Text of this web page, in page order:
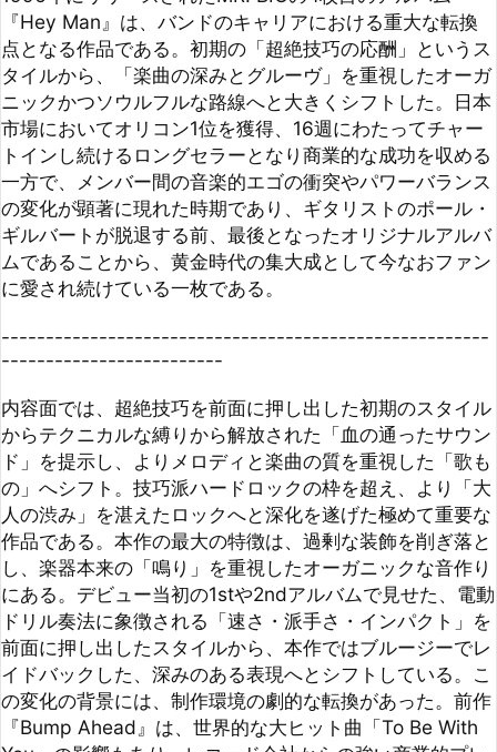
タイルから、「楽曲の深みとグルーヴ」を重視したオーガ
ニックかつソウルフルな路線へと大きくシフトした。日本
市場においてオリコン1位を獲得、16週にわたってチャー
トインし続けるロングセラーとなり商業的な成功を収める
一方で、メンバー間の音楽的エゴの衝突やパワーバランス
の変化が顕著に現れた時期であり、ギタリストのポール・
ギルバートが脱退する前、最後となったオリジナルアルバ
ムであることから、黄金時代の集大成として今なおファン
に愛され続けている一枚である。
-------------------------------------------------------
-------------------------
からテクニカルな縛りから解放された「血の通ったサウン
ド」を提示し、よりメロディと楽曲の質を重視した「歌も
の」へシフト。技巧派ハードロックの枠を超え、より「大
人の渋み」を湛えたロックへと深化を遂げた極めて重要な
作品である。本作の最大の特徴は、過剰な装飾を削ぎ落と
し、楽器本来の「鳴り」を重視したオーガニックな音作り
にある。デビュー当初の1stや2ndアルバムで見せた、電動
ドリル奏法に象徴される「速さ・派手さ・インパクト」を
前面に押し出したスタイルから、本作ではブルージーでレ
イドバックした、深みのある表現へとシフトしている。こ
の変化の背景には、制作環境の劇的な転換があった。前作
『Bump Ahead』は、世界的な大ヒット曲「To Be With
You」の影響もあり、レコード会社からの強い商業的プレ
ッシャーの中で制作された。そのため、当時はストリング
スやシンセサイザーを導入し、非常に重厚で緻密に作り込
まれたサウンドを目指さざるを得なかったと思われる。対
して『Hey Man』は、そうした商業的な制約や「テクニ